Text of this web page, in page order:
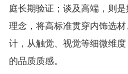
庭长期验证；谈及高端，则
理念，将高标准贯穿内饰选
计，从触觉、视觉等细微维
的品质质感。